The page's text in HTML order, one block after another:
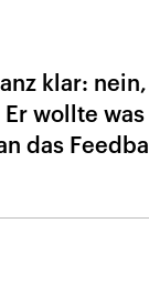
klar:
wollte was
das